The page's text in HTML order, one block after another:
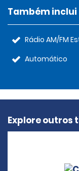
Também inclui
Rádio AM/FM
Automático
Explore outros